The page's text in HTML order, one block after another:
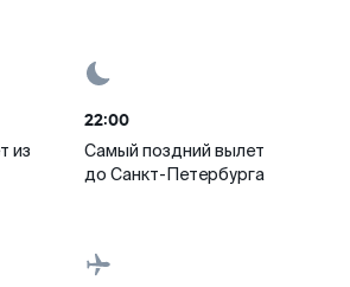
из
22:00
Самый поздний вылет
до Санкт-Петербурга